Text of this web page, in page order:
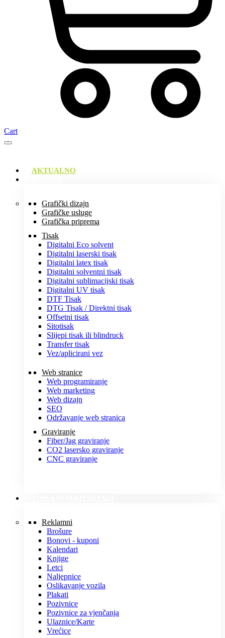
Cart
AKTUALNO
Grafički dizajn
Grafičke usluge
Grafička priprema
Tisak
Digitalni Eco solvent
Digitalni laserski tisak
Digitalni latex tisak
Digitalni solventni tisak
Digitalni sublimacijski tisak
Digitalni UV tisak
DTF Tisak
DTG Tisak / Direktni tisak
Offsetni tisak
Sitotisak
Slijepi tisak ili blindruck
Transfer tisak
Vez/aplicirani vez
Web stranice
Web programiranje
Web marketing
Web dizajn
SEO
Održavanje web stranica
Graviranje
Fiber/Jag graviranje
CO2 lasersko graviranje
CNC graviranje
Reklamni
Brošure
Bonovi - kuponi
Kalendari
Knjige
Letci
Naljepnice
Oslikavanje vozila
Plakati
Pozivnice
Pozivnice za vjenčanja
Ulaznice/Karte
Vrećice